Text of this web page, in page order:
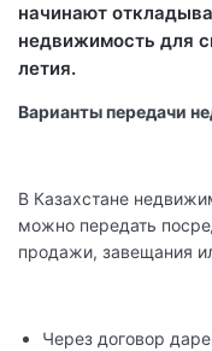
начинают
недвижимость для
летия.
Варианты передачи
В Казахстане
можно передать
продажи, завещания
Через договор